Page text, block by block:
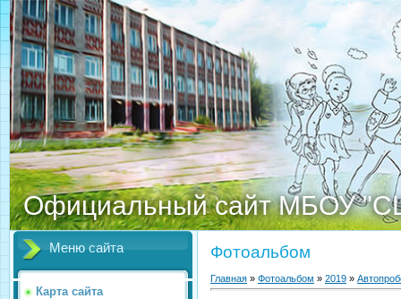
Официальный сайт МБОУ
Меню сайта
Карта сайта
Фотоальбом
Главная » Фотоальбом » 2019 »